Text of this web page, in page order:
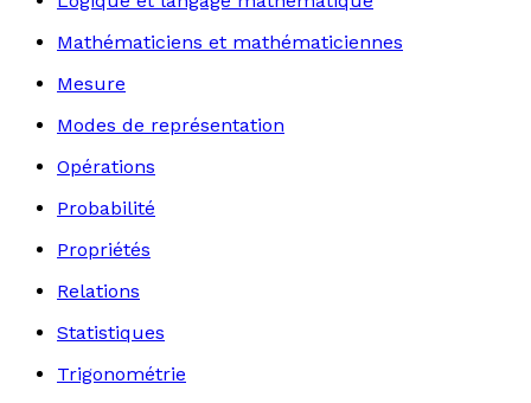
Mathématiciens et mathématiciennes
Mesure
Modes de représentation
Opérations
Probabilité
Propriétés
Relations
Statistiques
Trigonométrie